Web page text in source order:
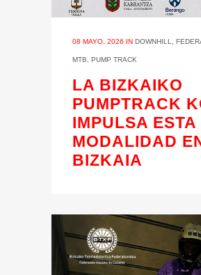
08 MAYO, 2026 IN DOWNHILL
MTB PUMP TRACK
LA BIZKAIKO
PUMPTRACK
IMPULSA ESTA
MODALIDAD
BIZKAIA